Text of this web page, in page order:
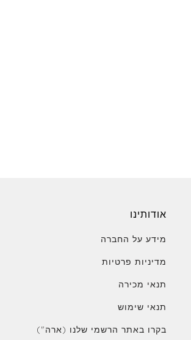
אודותינו
מידע על החברה
מדיניות פרטיות
תנאי מכירה
תנאי שימוש
בקרו באתר הרשמי שלנו (ארה")